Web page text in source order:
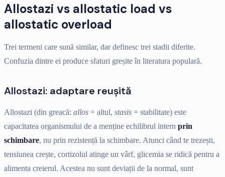
Allostazi vs allostatic load vs
allostatic overload
Trei termeni care sună similar, dar definesc trei stadii diferite.
Confuzia dintre ei produce sfaturi greșite în literatura populară.
Allostazi: adaptare reușită
Allostazi (din greacă: allos = altul, stasis = stabilitate) este
capacitatea organismului de a menține echilibrul intern prin
schimbare, nu prin rezistență la schimbare. Atunci când te trezești,
tensiunea crește, cortizolul atinge un vârf, glicemia se ridică pentru a
alimenta creierul. Acestea nu sunt deviații de la normal, sunt